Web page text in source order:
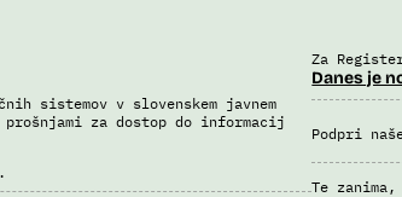
sistemov v slovenskem javnem
za dostop do informacij
Za
Danes je
Podpri
Te